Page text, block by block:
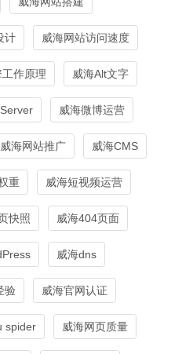
计 威海网站访问速度
作原理 威海Alt文字
威海微博运营
威海网站推广 威海CMS
重 威海短视频运营
快照 威海404页面
威海dns
验 威海官网认证
spider 威海网页质量